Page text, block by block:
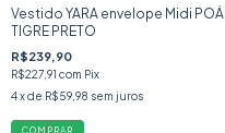
Vestido YARA envelope Midi POÁ
TIGRE PRETO
R$239,90
R$227,91 com Pix
4x de R$59,98 sem juros
COMPRAR